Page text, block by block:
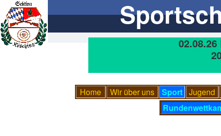
Home Wir über uns Sport Jugend